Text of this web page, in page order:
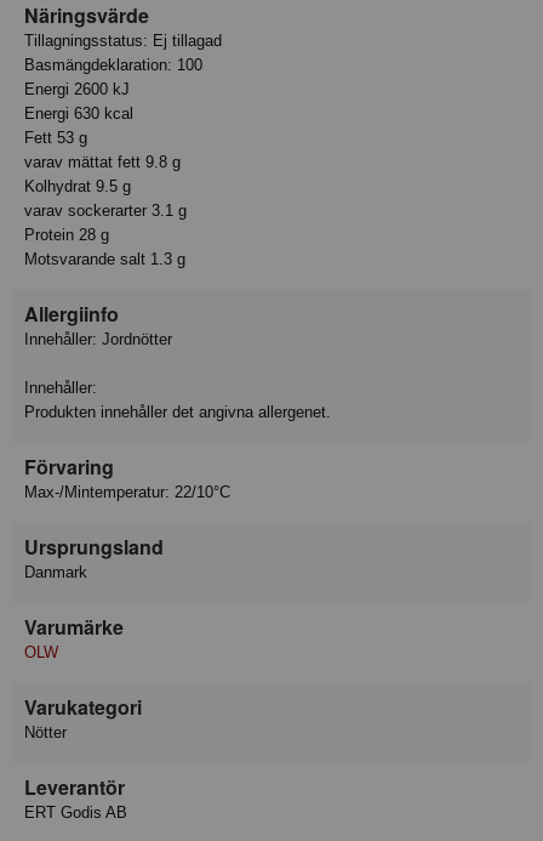
Näringsvärde
Tillagningsstatus: Ej tillagad
Basmängdeklaration: 100
Energi 2600 kJ
Energi 630 kcal
Fett 53 g
varav mättat fett 9.8 g
Kolhydrat 9.5 g
varav sockerarter 3.1 g
Protein 28 g
Motsvarande salt 1.3 g
Allergiinfo
Innehåller: Jordnötter
Innehåller:
Produkten innehåller det angivna allergenet.
Förvaring
Max-/Mintemperatur: 22/10°C
Ursprungsland
Danmark
Varumärke
OLW
Varukategori
Nötter
Leverantör
ERT Godis AB